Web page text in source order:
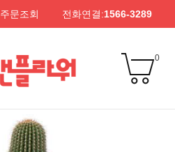
주문조회 전화연결:1566-3289
0